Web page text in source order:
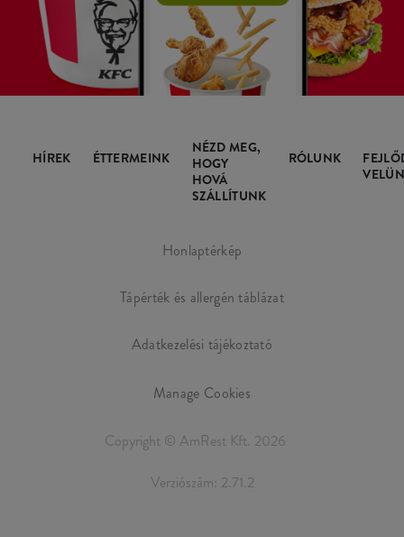
HÍREK ÉTTERMEINK
NÉZD MEG,
HOGY
HOVÁ
SZÁLLÍTUNK
RÓLUNK
Honlaptérkép
Tápérték és allergén táblázat
Adatkezelési tájékoztató
Manage Cookies
Copyright © AmRest Kft. 2026
Verziószám: 2.71.2